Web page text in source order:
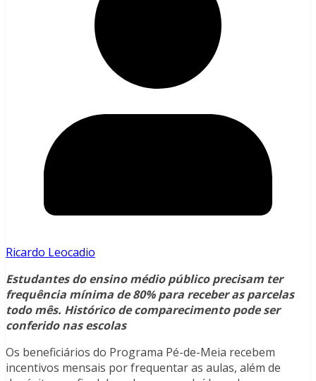
Ricardo Leocadio
Estudantes do ensino médio público precisam ter
frequência mínima de 80% para receber as parcelas
todo mês. Histórico de comparecimento pode ser
conferido nas escolas
Os beneficiários do Programa Pé-de-Meia recebem
incentivos mensais por frequentar as aulas, além de